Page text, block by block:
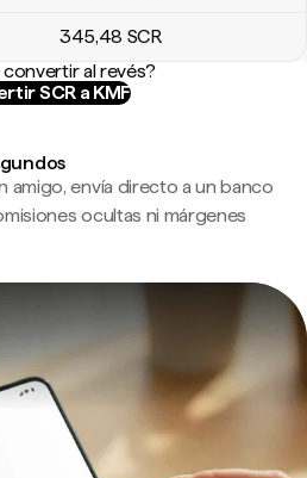
345,48 SCR
al revés?
SCR a KMF
amigo, envía directo a un banco
ocultas ni márgenes